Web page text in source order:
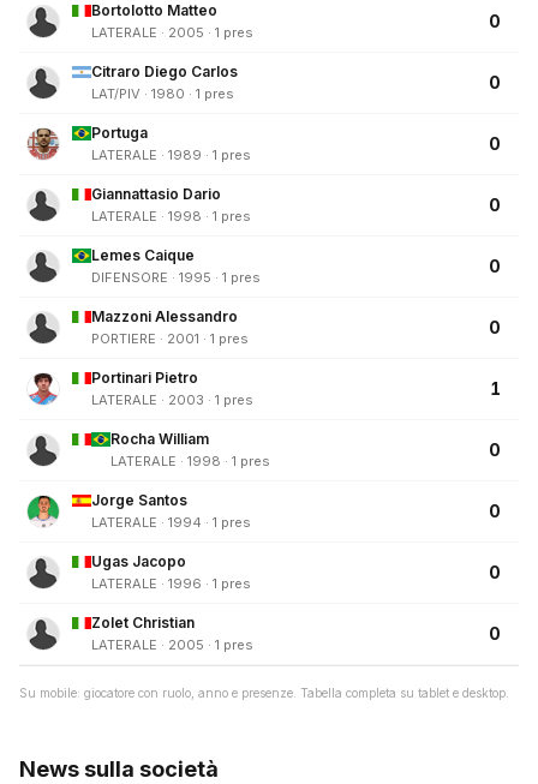
Bortolotto Matteo
LATERALE · 2005 · 1 pres
0
Citraro Diego Carlos
LAT/PIV · 1980 · 1 pres
0
Portuga
LATERALE · 1989 · 1 pres
0
Giannattasio Dario
LATERALE · 1998 · 1 pres
0
Lemes Caique
DIFENSORE · 1995 · 1 pres
0
Mazzoni Alessandro
PORTIERE · 2001 · 1 pres
0
Portinari Pietro
LATERALE · 2003 · 1 pres
1
Rocha William
LATERALE · 1998 · 1 pres
0
Jorge Santos
LATERALE · 1994 · 1 pres
0
Ugas Jacopo
LATERALE · 1996 · 1 pres
0
Zolet Christian
LATERALE · 2005 · 1 pres
0
Su mobile: giocatore con ruolo, anno e presenze. Tabella completa su tablet e desktop.
News sulla società